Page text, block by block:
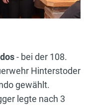
- bei der 108.
Hinterstoder
gewählt.
legte nach 3